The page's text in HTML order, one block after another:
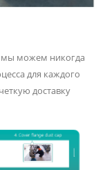
мы можем никогда
для каждого
доставку